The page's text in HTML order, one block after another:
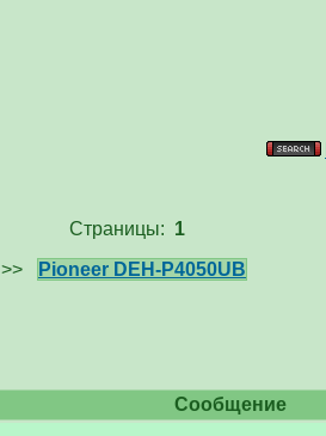
Страницы: 1
>> Pioneer DEH-P4050UB
Сообщение